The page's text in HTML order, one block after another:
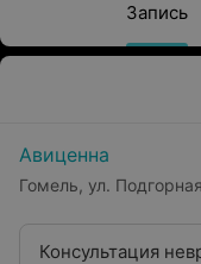
Запись
Авиценна
Гомель, ул.
Консультация